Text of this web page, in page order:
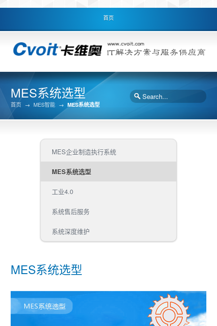
首页
MES系统选型
首页 → MES智能 → MES系统选型
MES企业制造执行系统
MES系统选型
工业4.0
系统售后服务
系统深度维护
MES系统选型